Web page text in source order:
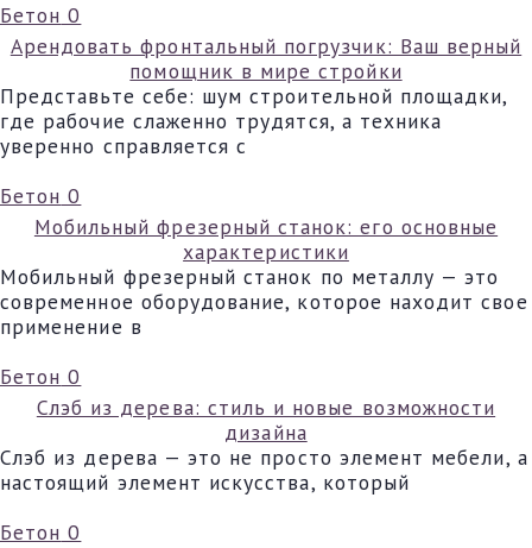
Бетон 0
Арендовать фронтальный погрузчик: Ваш верный
помощник в мире стройки
Представьте себе: шум строительной площадки,
где рабочие слаженно трудятся, а техника
уверенно справляется с
Бетон 0
Мобильный фрезерный станок: его основные
характеристики
Мобильный фрезерный станок по металлу — это
современное оборудование, которое находит свое
применение в
Бетон 0
Слэб из дерева: стиль и новые возможности
дизайна
Слэб из дерева — это не просто элемент мебели, а
настоящий элемент искусства, который
Бетон 0